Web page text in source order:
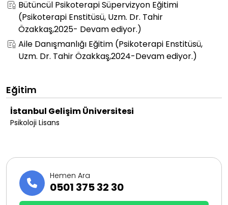
Bütüncül Psikoterapi Süpervizyon Eğitimi
(Psikoterapi Enstitüsü, Uzm. Dr. Tahir
Özakkaş,2025- Devam ediyor.)
Aile Danışmanlığı Eğitim (Psikoterapi Enstitüsü,
Uzm. Dr. Tahir Özakkaş,2024-Devam ediyor.)
Eğitim
İstanbul Gelişim Üniversitesi
Psikoloji Lisans
Hemen Ara
0501 375 32 30